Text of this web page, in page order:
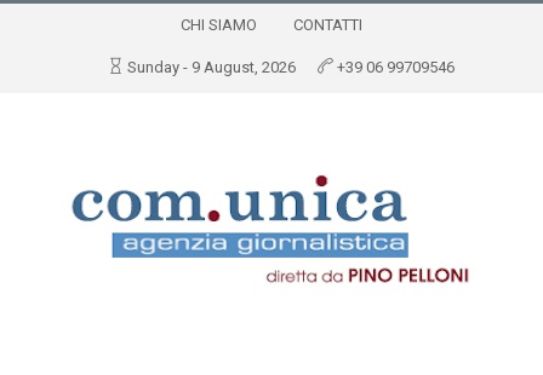
CHI SIAMO CONTATTI
Sunday - 9 August, 2026 +39 06 99709546